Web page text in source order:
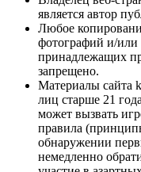
является автор
Любое
фотографий и/или
принадлежащих
запрещено.
Материалы сайта
лиц старше 21
может вызвать
правила
обнаружении
немедленно